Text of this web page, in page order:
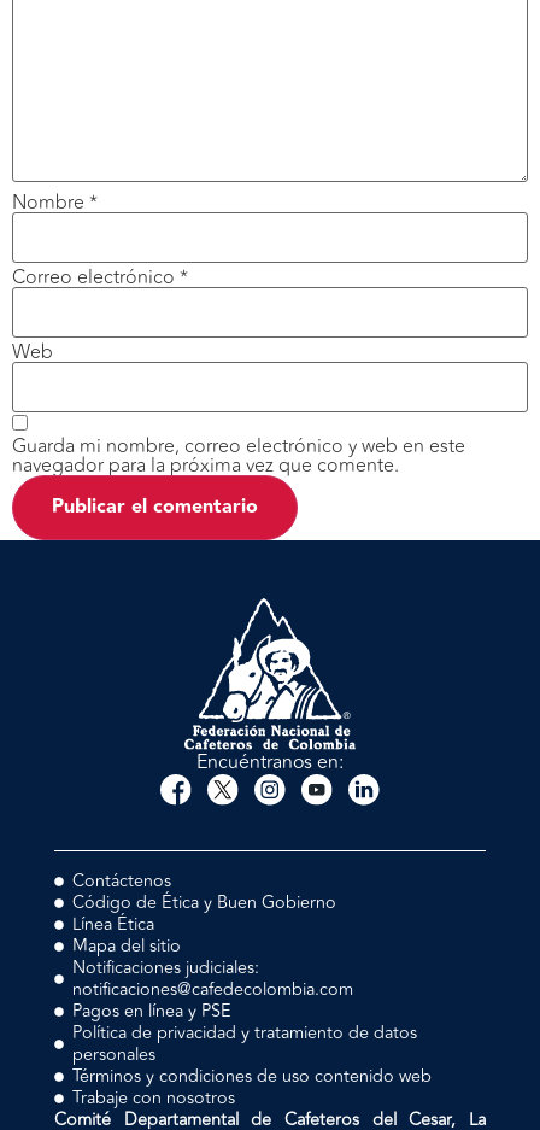
Nombre *
Correo electrónico *
Web
Guarda mi nombre, correo electrónico y web en este
navegador para la próxima vez que comente.
Encuéntranos en:
Contáctenos
Código de Ética y Buen Gobierno
Línea Ética
Mapa del sitio
Notificaciones judiciales:
notificaciones@cafedecolombia.com
Pagos en línea y PSE
Política de privacidad y tratamiento de datos
personales
Términos y condiciones de uso contenido web
Trabaje con nosotros
Comité Departamental de Cafeteros del Cesar, La